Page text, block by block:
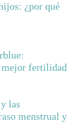
¿por qué
mejor fertilidad
las
menstrual y